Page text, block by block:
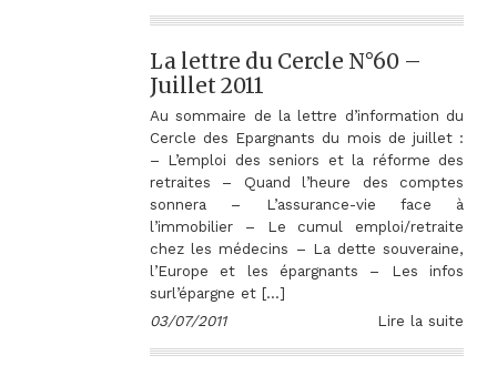
La lettre du Cercle N°60 –
Juillet 2011
Au sommaire de la lettre d’information du
Cercle des Epargnants du mois de juillet :
– L’emploi des seniors et la réforme des
retraites – Quand l’heure des comptes
sonnera – L’assurance-vie face à
l’immobilier – Le cumul emploi/retraite
chez les médecins – La dette souveraine,
l’Europe et les épargnants – Les infos
surl’épargne et […]
03/07/2011
Lire la suite